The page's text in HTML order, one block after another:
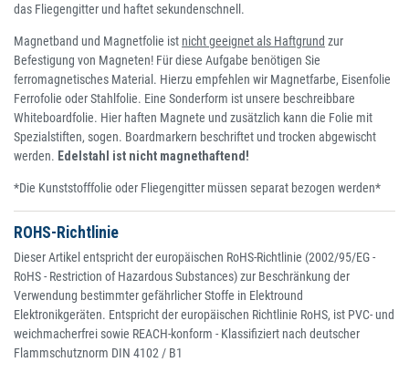
das Fliegengitter und haftet sekundenschnell.
Magnetband und Magnetfolie ist nicht geeignet als Haftgrund zur
Befestigung von Magneten! Für diese Aufgabe benötigen Sie
ferromagnetisches Material. Hierzu empfehlen wir Magnetfarbe, Eisenfolie
Ferrofolie oder Stahlfolie. Eine Sonderform ist unsere beschreibbare
Whiteboardfolie. Hier haften Magnete und zusätzlich kann die Folie mit
Spezialstiften, sogen. Boardmarkern beschriftet und trocken abgewischt
werden. Edelstahl ist nicht magnethaftend!
*Die Kunststofffolie oder Fliegengitter müssen separat bezogen werden*
ROHS-Richtlinie
Dieser Artikel entspricht der europäischen RoHS-Richtlinie (2002/95/EG -
RoHS - Restriction of Hazardous Substances) zur Beschränkung der
Verwendung bestimmter gefährlicher Stoffe in Elektround
Elektronikgeräten. Entspricht der europäischen Richtlinie RoHS, ist PVC- und
weichmacherfrei sowie REACH-konform - Klassifiziert nach deutscher
Flammschutznorm DIN 4102 / B1